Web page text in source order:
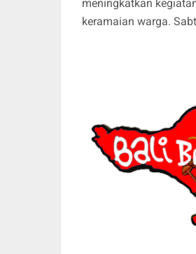
meningkatkan
keramaian warga.